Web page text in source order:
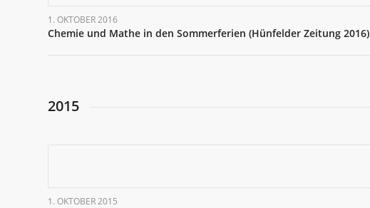
1. OKTOBER 2016
Chemie und Mathe in den Sommerferien (Hünfelder Zeitung 2016)
2015
1. OKTOBER 2015